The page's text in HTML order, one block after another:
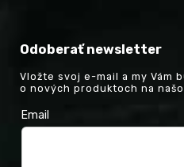
Odoberať newsletter
Vložte svoj e-mail a my Vám
o nových produktoch na
Email